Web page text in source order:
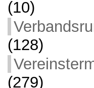
(10)
(128)
(279)